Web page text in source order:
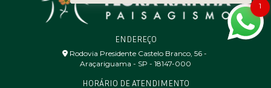
ENDEREÇO
Rodovia Presidente Castelo Branco, 56 - ㅤ
Araçariguama - SP - 18147-000
HORÁRIO DE ATENDIMENTO
1